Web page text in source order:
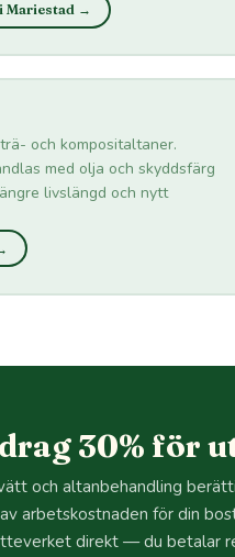
Mariestad →
och kompositaltaner.
med olja och skyddsfärg
livslängd och nytt
30% för
och altanbehandling
arbetskostnaden för din
direkt — du betalar